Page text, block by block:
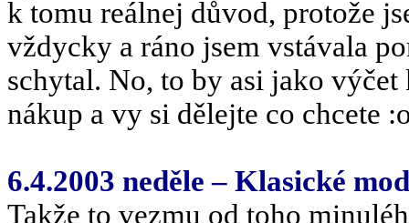
k tomu reálnej důvod, protože
vždycky a ráno jsem vstávala
schytal. No, to by asi jako
nákup a vy si dělejte co chcete
6.4.2003 neděle – Klasické
Takže to vezmu od toho